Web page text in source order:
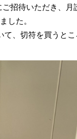
招待いただき、
した。
、切符を買うと